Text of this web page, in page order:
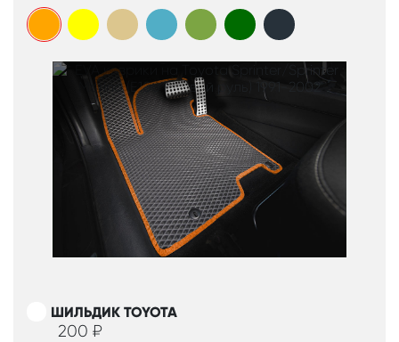
ШИЛЬДИК TOYOTA
200 ₽